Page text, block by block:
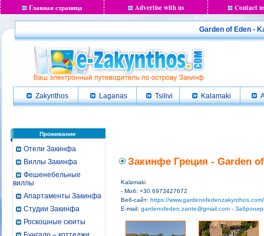
Главная страница Advertise with us Contact
Garden of Eden -
Zakynthos Laganas Tsilivi Kalamaki
Проживание
Отели Закинфа
Виллы Закинфа
Фешенебельные
виллы
Апартаменты Закинфа
Студии Закинфа
Роскошные сюиты
Закинфе Греция - Garden
Kalamaki
- Моб: +30 6973427672
Веб-сайт: https://www.gardenofedenzakynthos.com/
E-mail: gardenofeden.zante@gmail.com -